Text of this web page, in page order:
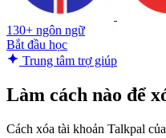
130+ ngôn ngữ
Bắt đầu học
Trung tâm trợ giúp
Làm cách nào để
Cách xóa tài khoản Talkpal